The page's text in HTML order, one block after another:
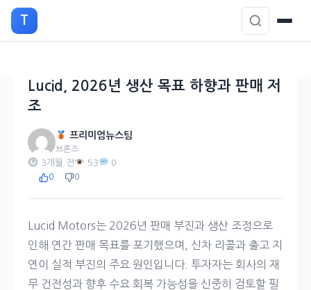
으
T
Lucid, 2026년 생산 목표 하향과 판매 저
조
프리미엄뉴스팀
브론즈
3개월 전 53 0
0 0
Lucid Motors는 2026년 판매 부진과 생산 조정으로
인해 연간 판매 목표를 포기했으며, 신차 리콜과 출고 지
연이 실적 부진의 주요 원인입니다. 투자자는 회사의 재
무 건전성과 향후 수요 회복 가능성을 신중히 검토할 필